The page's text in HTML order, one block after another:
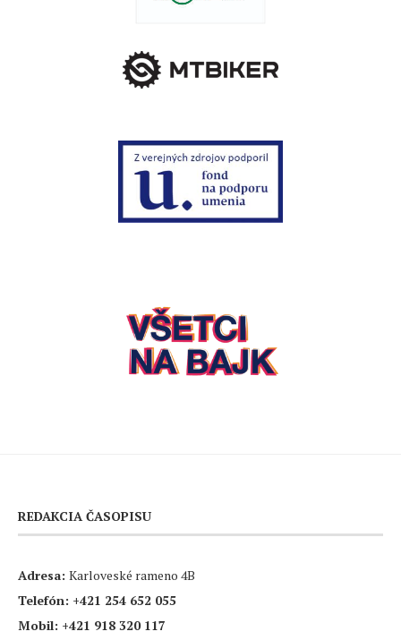
REDAKCIA ČASOPISU
Adresa: Karloveské rameno 4B
Telefón: +421 254 652 055
Mobil: +421 918 320 117